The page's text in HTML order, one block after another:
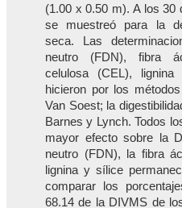
(1.00 x 0.50 m). A los 30
se muestreó para la
seca. Las
neutro (FDN), fibra
celulosa (CEL),
hicieron por los
Van Soest; la
Barnes y Lynch. Todos
mayor efecto sobre la
neutro (FDN), la fibra
lignina y sílice
comparar los
68.14 de la DIVMS de